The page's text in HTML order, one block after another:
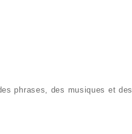
phrases, des musiques et des